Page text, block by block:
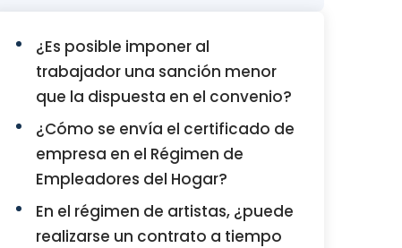
¿Es posible imponer al
trabajador una sanción menor
que la dispuesta en el convenio?
¿Cómo se envía el certificado de
empresa en el Régimen de
Empleadores del Hogar?
En el régimen de artistas, ¿puede
realizarse un contrato a tiempo